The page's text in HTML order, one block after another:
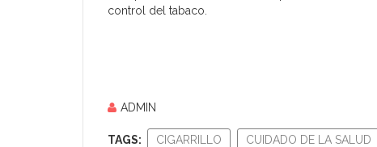
control del tabaco.
ADMIN
TAGS: CIGARRILLO CUIDADO DE LA SALUD